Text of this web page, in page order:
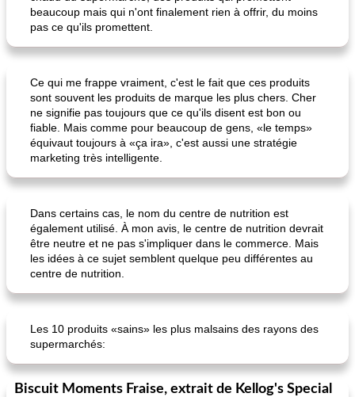
pois chiches rôtis aux épices amandes au cheddar rôti
beaucoup mais qui n'ont finalement rien à offrir, du moins
pas ce qu'ils promettent.
Ce qui me frappe vraiment, c'est le fait que ces produits
sont souvent les produits de marque les plus chers. Cher
ne signifie pas toujours que ce qu'ils disent est bon ou
fiable. Mais comme pour beaucoup de gens, «le temps»
équivaut toujours à «ça ira», c'est aussi une stratégie
marketing très intelligente.
Dans certains cas, le nom du centre de nutrition est
également utilisé. À mon avis, le centre de nutrition devrait
être neutre et ne pas s'impliquer dans le commerce. Mais
les idées à ce sujet semblent quelque peu différentes au
centre de nutrition.
Les 10 produits «sains» les plus malsains des rayons des
supermarchés:
Biscuit Moments Fraise, extrait de Kellog's Special